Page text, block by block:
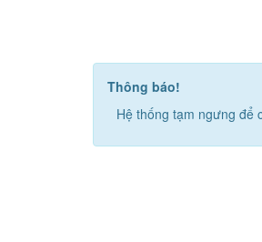
Thông báo!
Hệ thống tạm ngưng để